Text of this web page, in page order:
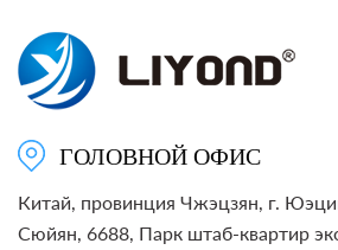
ГОЛОВНОЙ ОФИС
Китай, провинция Чжэцзян, г.
Сюйян, 6688, Парк штаб-квартир